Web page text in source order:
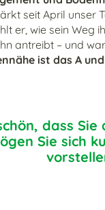
seit April unser
er, wie sein Weg
antreibt – und
ist das A und
dass Sie
Sie sich